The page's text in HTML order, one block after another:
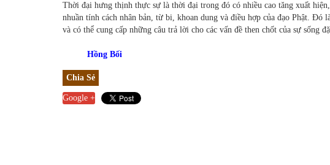
Thời đại hưng thịnh thực sự là thời đại trong đó có nhiều cao tăng xuất
nhuần tính cách nhân bản, từ bi, khoan dung và điều hợp của đạo Phật.
và có thể cung cấp những câu trả lời cho các vấn đề then chốt của sự sống
Hồng Bối
Chia Sẻ
Google +